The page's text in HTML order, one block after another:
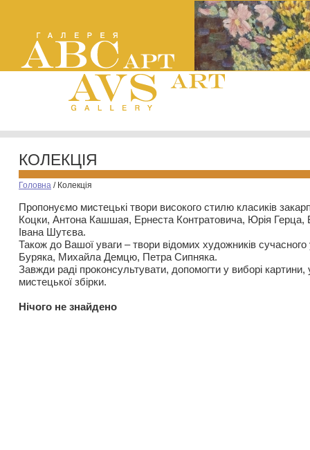
КОЛЕКЦІЯ
Головна / Колекція
Пропонуємо мистецькі твори високого стилю класиків
Коцки, Антона Кашшая, Ернеста Контратовича, Юрія
Івана Шутєва.
Також до Вашої уваги – твори відомих художників
Буряка, Михайла Демцю, Петра Сипняка.
Завжди раді проконсультувати, допомогти у виборі картини,
мистецької збірки.
Нiчого не знайдено